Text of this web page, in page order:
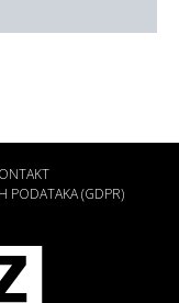
PODATAKA (GDPR)